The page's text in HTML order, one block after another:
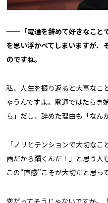
── 「電通を辞めて好きなこ
を思い浮かべてしまいますが、
のですね。
私、人生を振り返ると大事なこ
ゃうんですよ。電通ではたらき
ら」だし、辞めた理由も「なん
「ノリとテンションで大切な
画だから躓くんだ！」と思う人
この“直感”こそが大切だと思っ
恋だってそうじゃないですか。